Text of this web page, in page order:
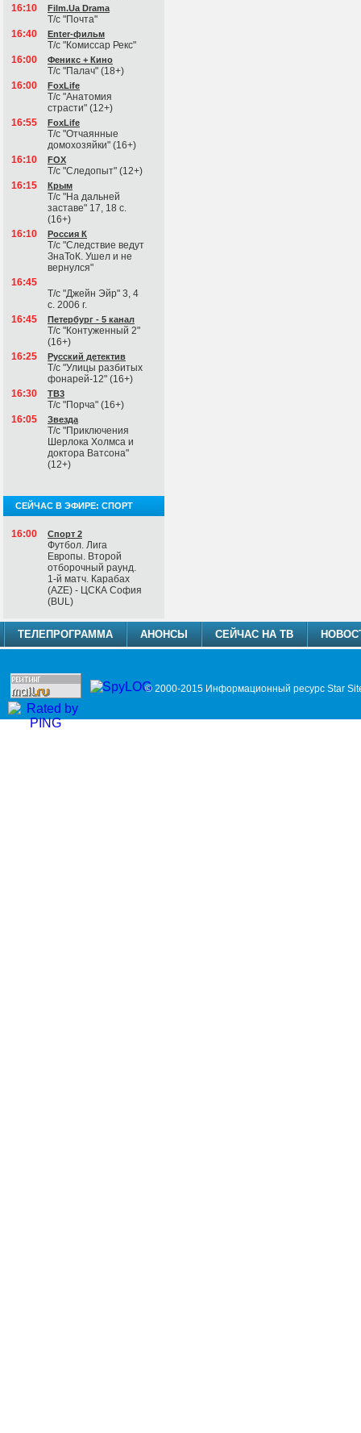
16:10
Film.Ua Drama
Т/с "Почта"
16:40
Enter-фильм
Т/с "Комиссар Рекс"
16:00
Феникс + Кино
Т/с "Палач" (18+)
16:00
FoxLife
Т/с "Анатомия
страсти" (12+)
16:55
FoxLife
Т/с "Отчаянные
домохозяйки" (16+)
16:10
FOX
Т/с "Следопыт" (12+)
16:15
Крым
Т/с "На дальней
заставе" 17, 18 с.
(16+)
16:10
Россия К
Т/с "Следствие ведут
ЗнаТоК. Ушел и не
вернулся"
16:45
Т/с "Джейн Эйр" 3, 4
с. 2006 г.
16:45
Петербург - 5 канал
Т/с "Контуженный 2"
(16+)
16:25
Русский детектив
Т/с "Улицы разбитых
фонарей-12" (16+)
16:30
ТВ3
Т/с "Порча" (16+)
16:05
Звезда
Т/с "Приключения
Шерлока Холмса и
доктора Ватсона"
(12+)
СЕЙЧАС В ЭФИРЕ: СПОРТ
16:00 Спорт 2
Футбол. Лига
Европы. Второй
отборочный раунд.
1-й матч. Карабах
(AZE) - ЦСКА София
(BUL)
ТЕЛЕПРОГРАММА АНОНСЫ СЕЙЧАС НА ТВ
© 2000-2015 Информационный ресурс Star